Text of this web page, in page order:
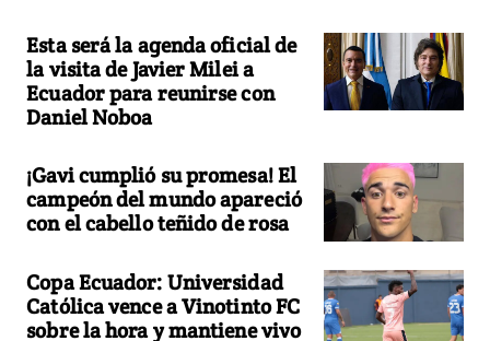
Esta será la agenda oficial de
la visita de Javier Milei a
Ecuador para reunirse con
Daniel Noboa
¡Gavi cumplió su promesa! El
campeón del mundo apareció
con el cabello teñido de rosa
Copa Ecuador: Universidad
Católica vence a Vinotinto FC
sobre la hora y mantiene vivo